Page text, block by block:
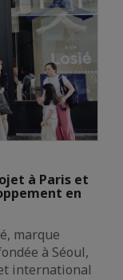
à Paris et
en
marque
à Séoul,
international